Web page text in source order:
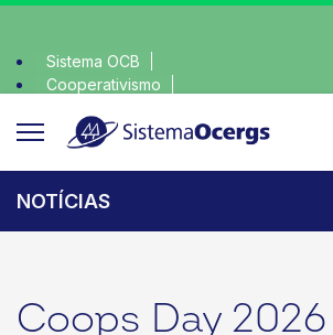
Sistema OCB
Cooperativismo
NOTÍCIAS
Coops Day 2026